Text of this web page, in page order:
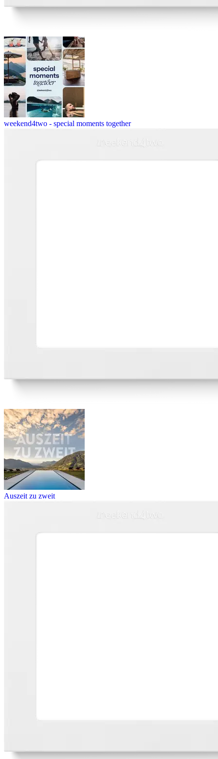
weekend4two - special moments together
Auszeit zu zweit